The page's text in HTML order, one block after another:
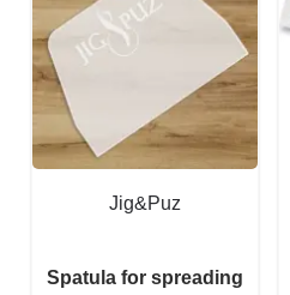
Jig&Puz
Spatula for spreading